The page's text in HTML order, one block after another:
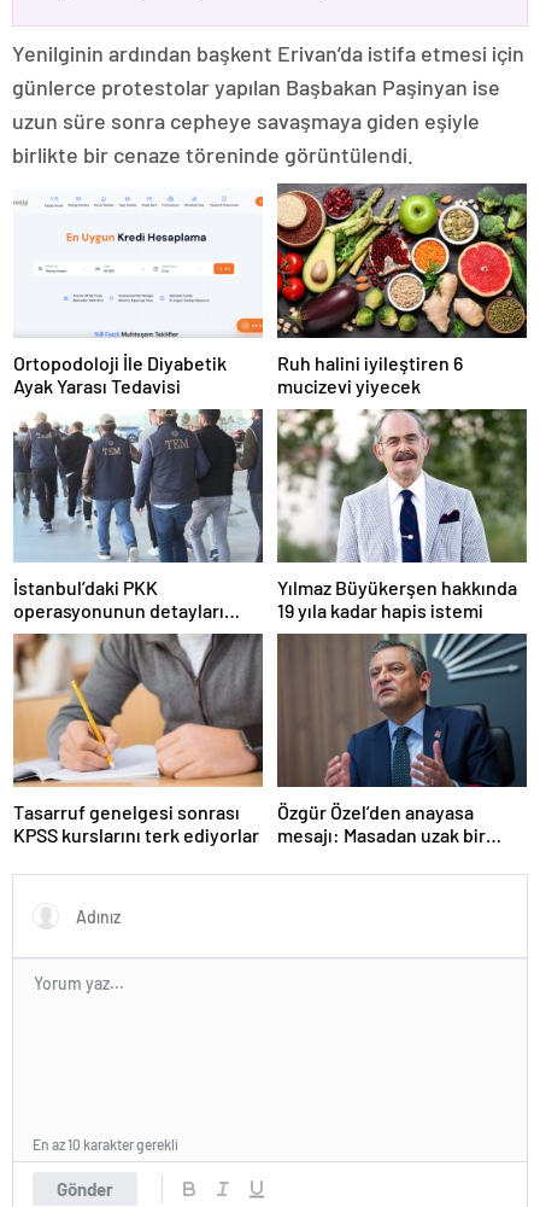
Yenilginin ardından başkent Erivan’da istifa etmesi için
günlerce protestolar yapılan Başbakan Paşinyan ise
uzun süre sonra cepheye savaşmaya giden eşiyle
birlikte bir cenaze töreninde görüntülendi.
Ortopodoloji İle Diyabetik
Ayak Yarası Tedavisi
Ruh halini iyileştiren 6
mucizevi yiyecek
İstanbul’daki PKK
operasyonunun detayları
ortaya çıktı
Yılmaz Büyükerşen hakkında
19 yıla kadar hapis istemi
Tasarruf genelgesi sonrası
KPSS kurslarını terk ediyorlar
Özgür Özel’den anayasa
mesajı: Masadan uzak bir
Gönder
En az 10 karakter gerekli